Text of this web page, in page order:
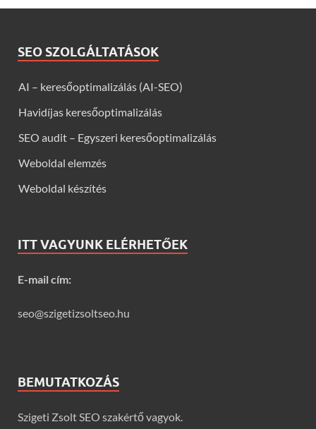
SEO SZOLGÁLTATÁSOK
AI – keresőoptimalizálás (AI-SEO)
Havidíjas keresőoptimalizálás
SEO audit – Egyszeri keresőoptimalizálás
Weboldal elemzés
Weboldal készítés
ITT VAGYUNK ELÉRHETŐEK
E-mail cím:
seo@szigetizsoltseo.hu
BEMUTATKOZÁS
Szigeti Zsolt SEO szakértő vagyok.